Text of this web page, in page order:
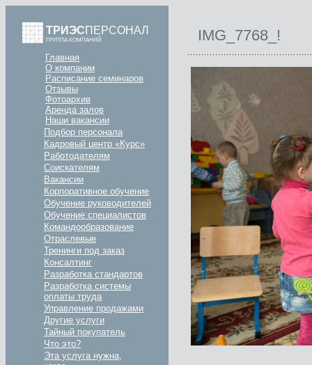
ТРИЭСПЕРСОНАЛ
ГРУППА КОМПАНИЙ
Главная
О компании
Расписание семинаров
Отзывы
Фотоархив
Аренда залов
Наши вакансии
Подбор персонала
Кадровый центр «Курс»
Работодателям
Соискателям
Вакансии
Корпоративное обучение
Обучение руководителей
Обучение специалистов
Командообразование
Отраслевые
Тренинги под заказ
Консалтинг
Разработка стандартов
Разработка системы
оплаты труда
Управление продажами
Другие услуги
Тайный покупатель
Что это?
Эта услуга нужна,
IMG_7768_!